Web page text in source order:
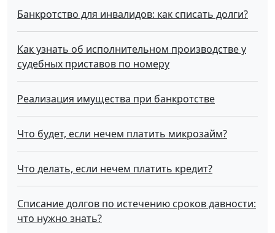
Банкротство для инвалидов: как списать долги?
Как узнать об исполнительном производстве у
судебных приставов по номеру
Реализация имущества при банкротстве
Что будет, если нечем платить микрозайм?
Что делать, если нечем платить кредит?
Списание долгов по истечению сроков давности:
что нужно знать?